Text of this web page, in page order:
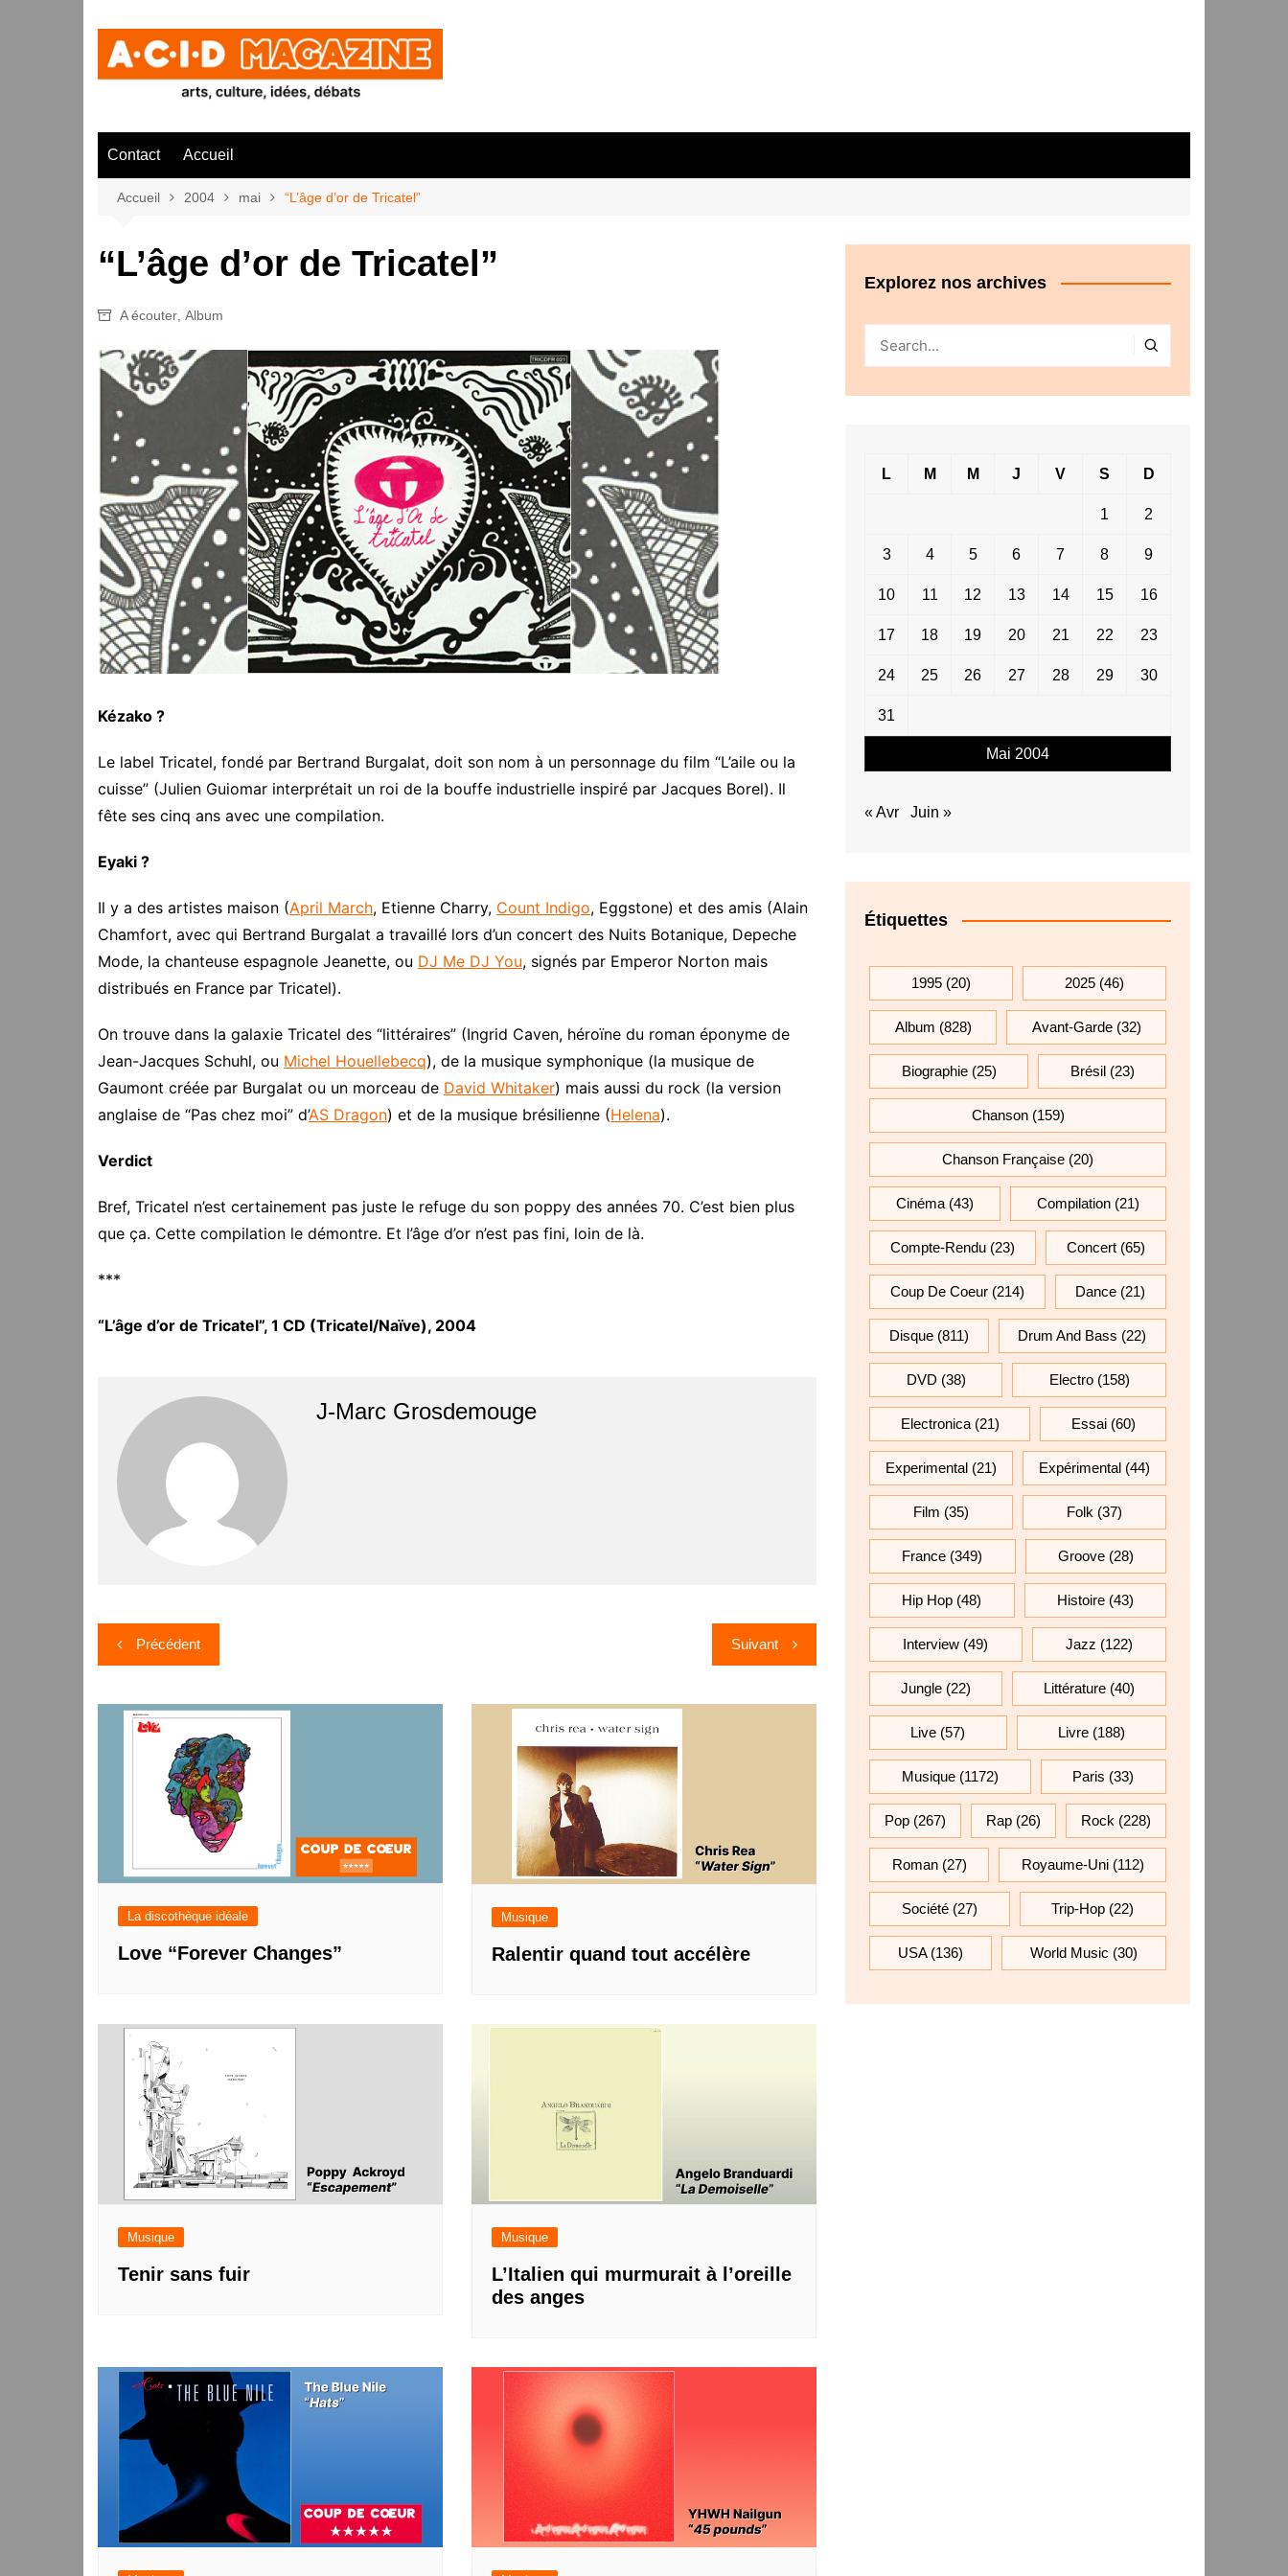
Contact Accueil
Accueil 2004 mai “L’âge d’or de Tricatel”
“L’âge d’or de Tricatel”
A écouter Album
Kézako ?
Le label Tricatel, fondé par Bertrand Burgalat, doit son nom à un personnage du film “L’aile ou la
cuisse” (Julien Guiomar interprétait un roi de la bouffe industrielle inspiré par Jacques Borel). Il
fête ses cinq ans avec une compilation.
Eyaki ?
Il y a des artistes maison (April March, Etienne Charry, Count Indigo, Eggstone) et des amis (Alain
Chamfort, avec qui Bertrand Burgalat a travaillé lors d’un concert des Nuits Botanique, Depeche
Mode, la chanteuse espagnole Jeanette, ou DJ Me DJ You, signés par Emperor Norton mais
distribués en France par Tricatel).
On trouve dans la galaxie Tricatel des “littéraires” (Ingrid Caven, héroïne du roman éponyme de
Jean-Jacques Schuhl, ou Michel Houellebecq), de la musique symphonique (la musique de
Gaumont créée par Burgalat ou un morceau de David Whitaker) mais aussi du rock (la version
anglaise de “Pas chez moi” d’AS Dragon) et de la musique brésilienne (Helena).
Verdict
Bref, Tricatel n’est certainement pas juste le refuge du son poppy des années 70. C’est bien plus
que ça. Cette compilation le démontre. Et l’âge d’or n’est pas fini, loin de là.
***
“L’âge d’or de Tricatel”, 1 CD (Tricatel/Naïve), 2004
J-Marc Grosdemouge
Navigation
de
l’article
Précédent Suivant
La discothèque idéale
Love “Forever Changes”
Musique
Ralentir quand tout accélère
Musique
Tenir sans fuir
Musique
L’Italien qui murmurait à l’oreille
des anges
Explorez nos archives
Mai 2004
L M M J V S D
1 2
3 4 5 6 7 8 9
10 11 12 13 14 15 16
17 18 19 20 21 22 23
24 25 26 27 28 29 30
31
« Avr Juin »
Étiquettes
1995 (20) 2025 (46)
Album (828) Avant-Garde(32)
Biographie(25) Brésil(23)
Chanson(159)
Chanson Française (20)
Cinéma (43) Compilation (21)
Compte-Rendu (23) Concert (65)
Coup De Coeur(214) Dance (21)
Disque(811) Drum And Bass (22)
DVD (38) Electro(158)
Electronica(21) Essai(60)
Experimental (21) Expérimental (44)
Film (35) Folk (37)
France (349) Groove(28)
Hip Hop (48) Histoire(43)
Interview (49) Jazz (122)
Jungle (22) Littérature (40)
Live (57) Livre(188)
Musique(1172) Paris (33)
Pop (267) Rap (26) Rock (228)
Roman(27) Royaume-Uni(112)
Société(27) Trip-Hop (22)
USA(136) World Music (30)